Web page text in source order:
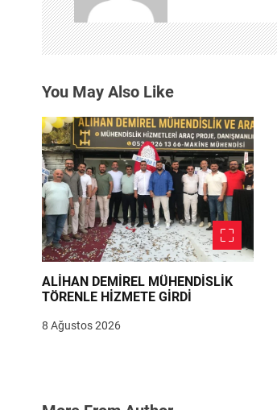
i
n
e
s
i
You May Also Like
ALİHAN DEMİREL MÜHENDİSLİK
TÖRENLE HİZMETE GİRDİ
8 Ağustos 2026